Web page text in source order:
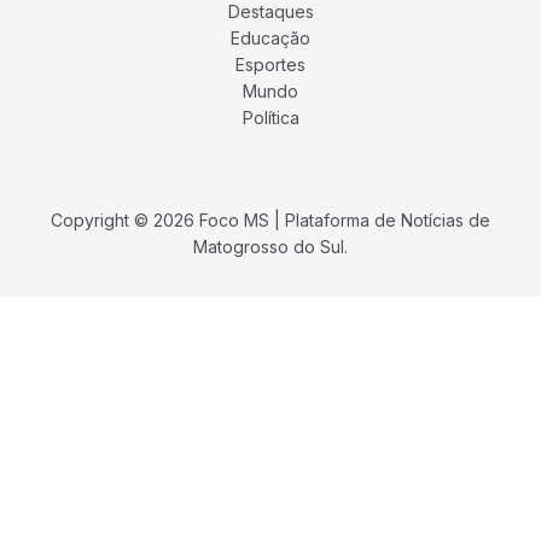
Destaques
Educação
Esportes
Mundo
Política
Copyright © 2026 Foco MS | Plataforma de Notícias de
Matogrosso do Sul.